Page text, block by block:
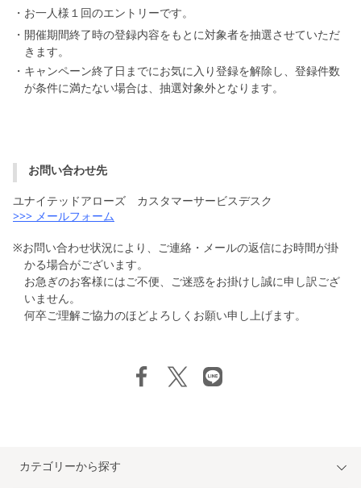
・お一人様１回のエントリーです。
・開催期間終了時の登録内容をもとに対象者を抽選させていただ
きます。
・キャンペーン終了日までにお気に入り登録を解除し、登録件数
が条件に満たない場合は、抽選対象外となります。
お問い合わせ先
ユナイテッドアローズ カスタマーサービスデスク
>>> メールフォーム
※お問い合わせ状況により、ご連絡・メールの返信にお時間が掛
かる場合がございます。
お急ぎのお客様にはご不便、ご迷惑をお掛けし誠に申し訳ござ
いません。
何卒ご理解ご協力のほどよろしくお願い申し上げます。
カテゴリーから探す